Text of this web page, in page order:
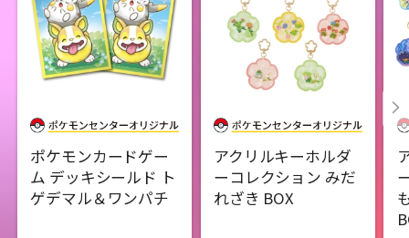
ポケモンカードゲー
ム デッキシールド ト
ゲデマル＆ワンパチ
アクリルキーホルダ
ーコレクション みだ
れざき BOX